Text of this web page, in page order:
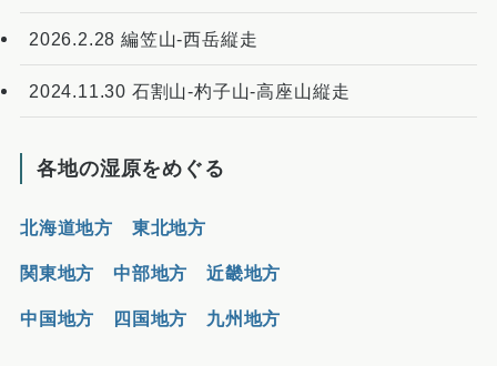
2026.2.28 編笠山-西岳縦走
2024.11.30 石割山-杓子山-高座山縦走
各地の湿原をめぐる
北海道地方 東北地方
関東地方 中部地方 近畿地方
中国地方 四国地方 九州地方